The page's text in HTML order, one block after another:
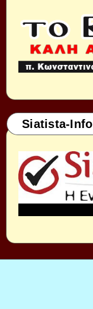
Siatista-Info